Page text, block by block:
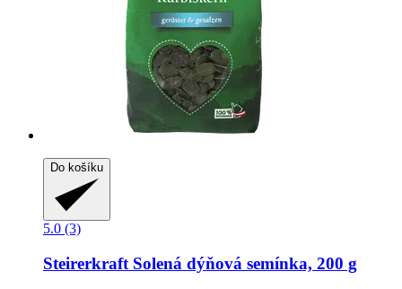
Do košíku
5.0 (3)
Steirerkraft Solená dýňová semínka, 200 g